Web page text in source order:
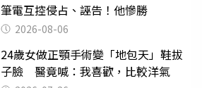
筆電互控侵占、誣告！他慘勝
2026-08-06
24歲女做正顎手術變「地包天」鞋拔
子臉 醫竟喊：我喜歡，比較洋氣